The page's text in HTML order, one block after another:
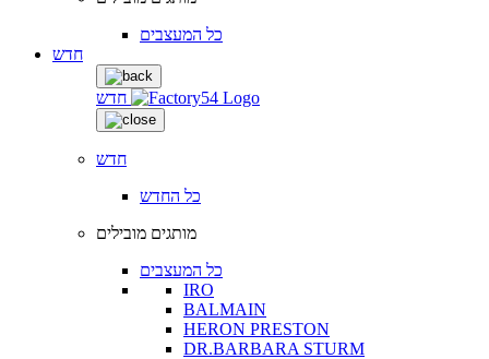
כל המעצבים
חדש
חדש
חדש
כל החדש
מותגים מובילים
כל המעצבים
IRO
BALMAIN
HERON PRESTON
DR.BARBARA STURM